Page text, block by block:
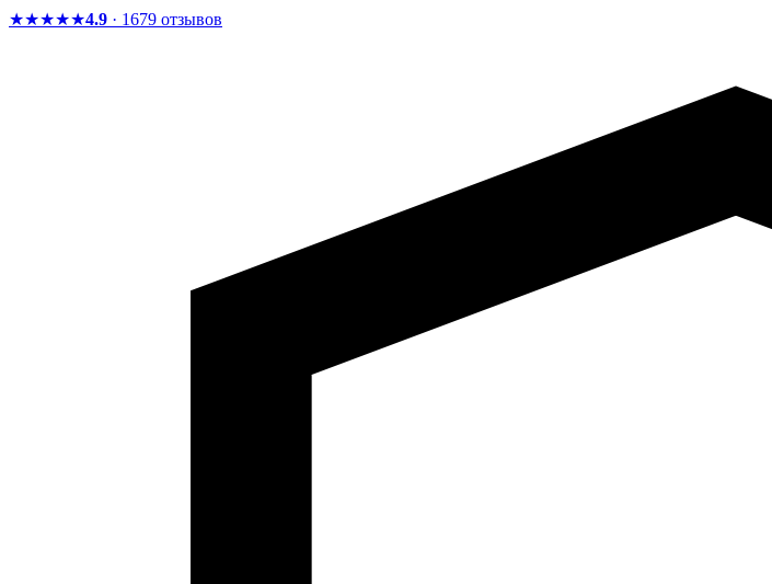
★★★★★4.9 · 1679 отзывов